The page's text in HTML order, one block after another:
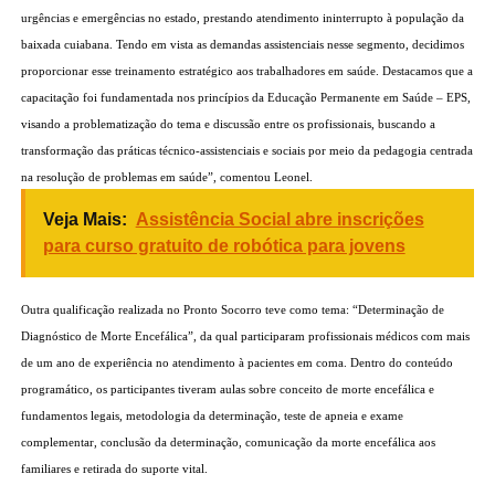
urgências e emergências no estado, prestando atendimento ininterrupto à população da
baixada cuiabana. Tendo em vista as demandas assistenciais nesse segmento, decidimos
proporcionar esse treinamento estratégico aos trabalhadores em saúde. Destacamos que a
capacitação foi fundamentada nos princípios da Educação Permanente em Saúde – EPS,
visando a problematização do tema e discussão entre os profissionais, buscando a
transformação das práticas técnico-assistenciais e sociais por meio da pedagogia centrada
na resolução de problemas em saúde”, comentou Leonel.
Veja Mais: Assistência Social abre inscrições
para curso gratuito de robótica para jovens
Outra qualificação realizada no Pronto Socorro teve como tema: “Determinação de
Diagnóstico de Morte Encefálica”, da qual participaram profissionais médicos com mais
de um ano de experiência no atendimento à pacientes em coma. Dentro do conteúdo
programático, os participantes tiveram aulas sobre conceito de morte encefálica e
fundamentos legais, metodologia da determinação, teste de apneia e exame
complementar, conclusão da determinação, comunicação da morte encefálica aos
familiares e retirada do suporte vital.